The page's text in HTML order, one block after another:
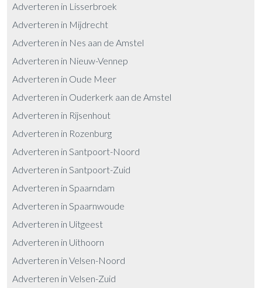
Adverteren in Lisserbroek
Adverteren in Mijdrecht
Adverteren in Nes aan de Amstel
Adverteren in Nieuw-Vennep
Adverteren in Oude Meer
Adverteren in Ouderkerk aan de Amstel
Adverteren in Rijsenhout
Adverteren in Rozenburg
Adverteren in Santpoort-Noord
Adverteren in Santpoort-Zuid
Adverteren in Spaarndam
Adverteren in Spaarnwoude
Adverteren in Uitgeest
Adverteren in Uithoorn
Adverteren in Velsen-Noord
Adverteren in Velsen-Zuid